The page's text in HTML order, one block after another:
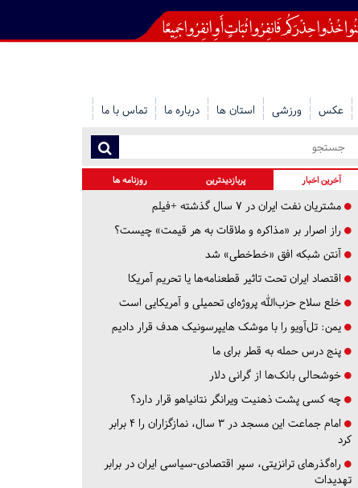
عکس ورزشی استان ها درباره ما تماس با ما
آخرین اخبار پربازدیدترین روزنامه ها
مشتریان نفت ایران در ۷ سال گذشته +فیلم
راز اصرار بر «مذاکره و ملاقات به هر قیمت» چیست؟
آنتن شبکه افق «خط‌خطی» شد
اقتصاد ایران تحت تاثیر قطعنامه‌ها یا تحریم‌ آمریکا
خلع سلاح حزب‌الله پروژه‌ای تحمیلی و آمریکایی است
یمن: تل‌آویو را با موشک هایپرسونیک هدف قرار دادیم
پنج درس‌ حمله به قطر برای ما
خوشحالی بانک‌ها از گرانی دلار
چه کسی پشت ذهنیت ویرانگر نتانیاهو قرار دارد؟
امام جماعت این مسجد در ۳ سال، نمازگزاران را ۴ برابر
کرد
راه‌گذرهای ترانزیتی، سپر اقتصادی-سیاسی ایران در برابر
تهدیدات